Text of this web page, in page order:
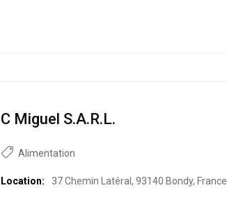
C Miguel S.a.r.l.
Alimentation
Location: 37 Chemin Latéral, 93140 Bondy, France